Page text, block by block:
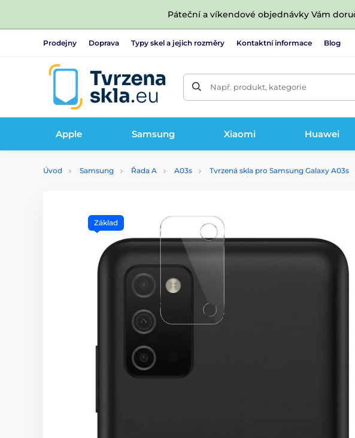
Páteční a víkendové objednávky Vám
Prodejny Doprava Typy skel a jejich rozměry Kontaktní informace Blog
Např. produkt, kategorie
Apple Samsung Xiaomi Huawei
Úvod Samsung Řada A A03s Tvrzená skla pro Samsung Galaxy A03s
Základ